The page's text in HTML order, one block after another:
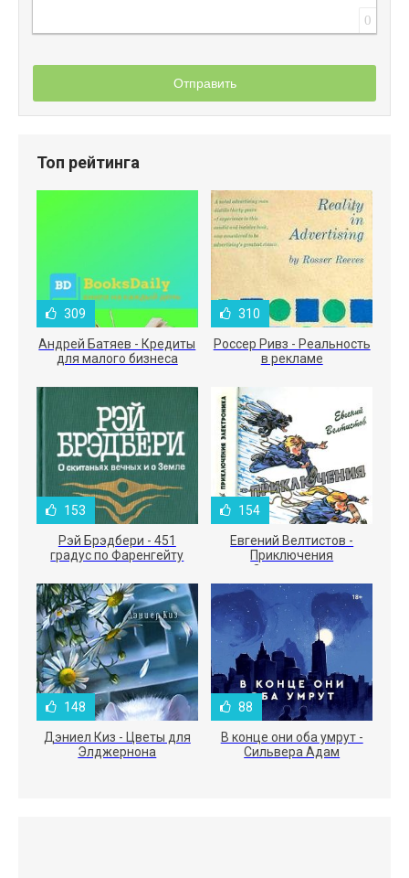
0
Отправить
Топ рейтинга
309
Андрей Батяев - Кредиты
для малого бизнеса
310
Россер Ривз - Реальность
в рекламе
153
Рэй Брэдбери - 451
градус по Фаренгейту
154
Евгений Велтистов -
Приключения
Электроника
148
Дэниел Киз - Цветы для
Элджернона
88
В конце они оба умрут -
Сильвера Адам